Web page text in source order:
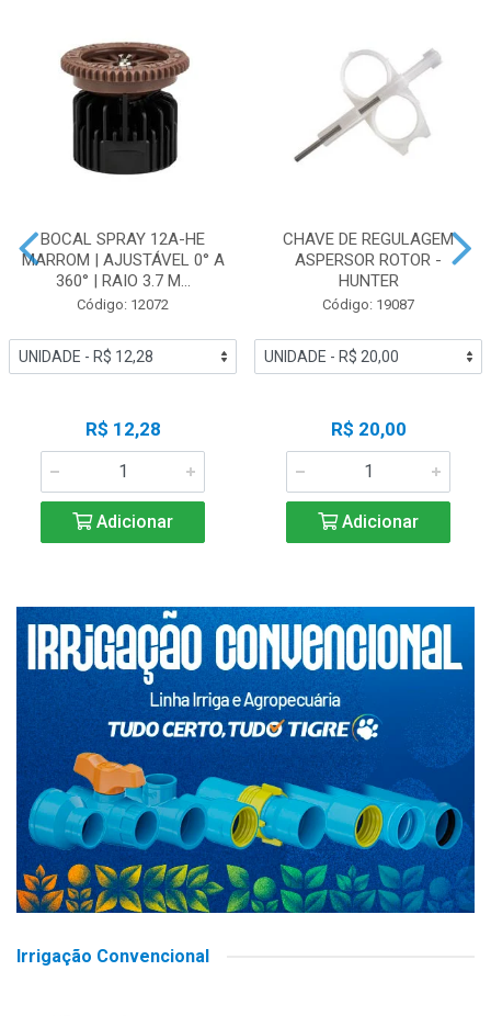
BOCAL SPRAY 12A-HE
MARROM | AJUSTÁVEL 0° A
360° | RAIO 3.7 M...
Código: 12072
R$ 12,28
Adicionar
CHAVE DE REGULAGEM
ASPERSOR ROTOR -
HUNTER
Código: 19087
R$ 20,00
Adicionar
Irrigação Convencional